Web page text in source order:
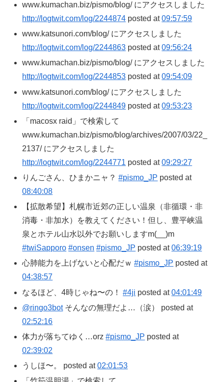
www.kumachan.biz/pismo/blog/ にアクセスしました
http://logtwit.com/log/2244874 posted at09:57:59
www.katsunori.com/blog/ にアクセスしました
http://logtwit.com/log/2244863 posted at09:56:24
www.kumachan.biz/pismo/blog/ にアクセスしました
http://logtwit.com/log/2244853 posted at09:54:09
www.katsunori.com/blog/ にアクセスしました
http://logtwit.com/log/2244849 posted at09:53:23
「macosx raid」で検索して
www.kumachan.biz/pismo/blog/archives/2007/03/22_
2137/ にアクセスしました
http://logtwit.com/log/2244771 posted at09:29:27
りんごさん、ひまかニャ？#pismo_JP posted at
08:40:08
【拡散希望】札幌市近郊の正しい温泉（非循環・非
消毒・非加水）を教えてください！但し、豊平峡温
泉とホテル山水以外でお願いしますm(__)m
#twiSapporo #onsen #pismo_JP posted at06:39:19
心肺能力を上げないと心配だｗ#pismo_JP posted at
04:38:57
なるほど、4時じゃね〜の！#4ji posted at04:01:49
@ringo3botそんなの無理だよ…（涙） posted at
02:52:16
体力が落ちてゆく…orz#pismo_JP posted at
02:39:02
うしほ〜。 posted at02:01:53